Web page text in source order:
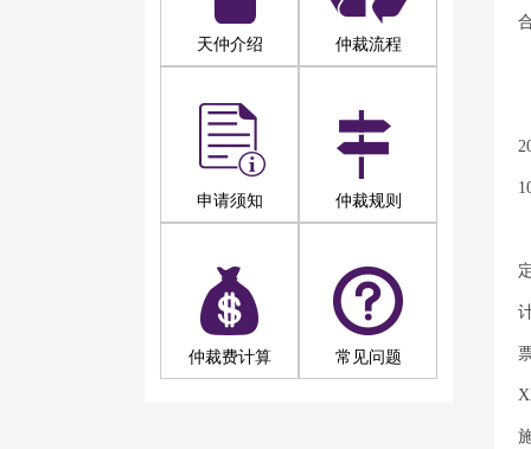
天仲介绍 仲裁流程
申请须知 仲裁规则
仲裁费计算 常见问题